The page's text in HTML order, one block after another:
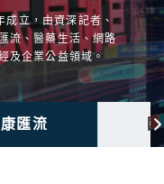
成立，由資深記者、
流、醫藥生活、網路
及企業公益領域。
匯流